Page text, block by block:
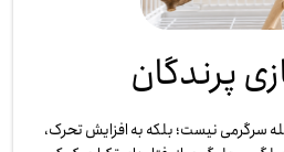
سرگرمی نیست؛ بلکه به افزایش تحرک،
پرندگان